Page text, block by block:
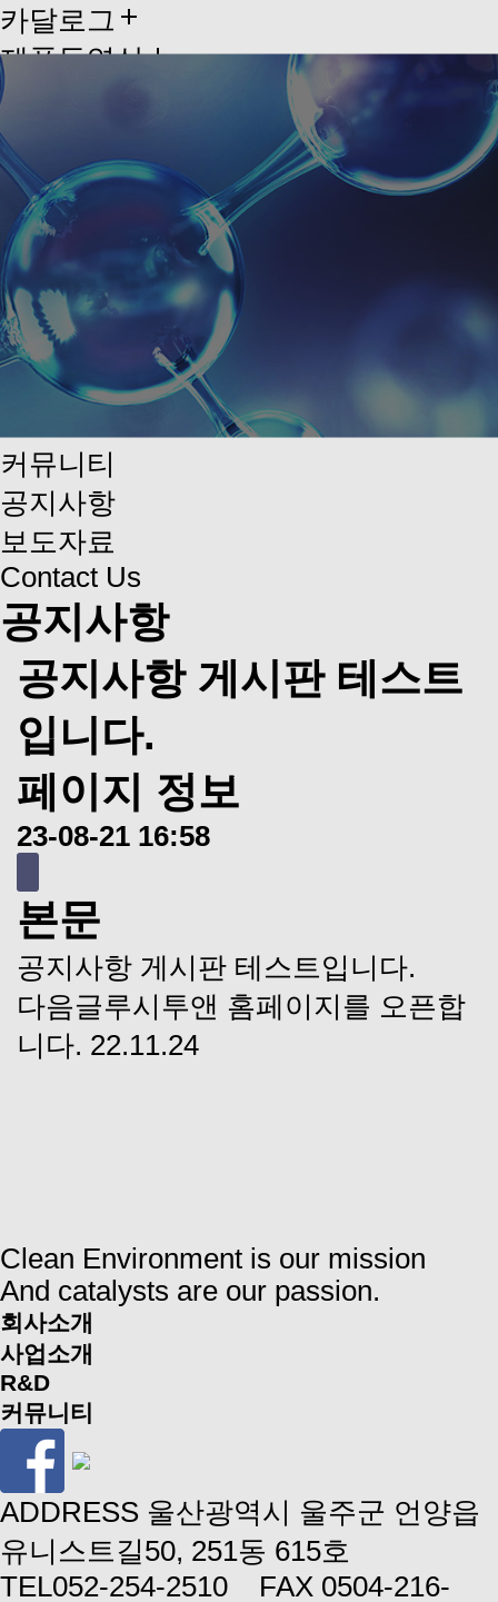
카달로그 add
제품동영상add
커뮤니티
공지사항
보도자료
Contact Us
공지사항
공지사항 게시판 테스트
입니다.
페이지 정보
23-08-21 16:58
본문
공지사항 게시판 테스트입니다.
다음글루시투앤 홈페이지를 오픈합
니다. 22.11.24
Clean Environment is our mission
And catalysts are our passion.
회사소개
사업소개
R&D
커뮤니티
ADDRESS 울산광역시 울주군 언양읍
유니스트길50, 251동 615호
TEL052-254-2510 FAX 0504-216-